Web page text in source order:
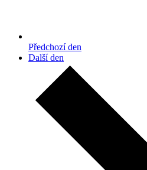
Předchozí den
Další den